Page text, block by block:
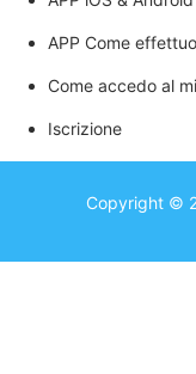
APP Come
Come accedo al
Iscrizione
Copyright ©